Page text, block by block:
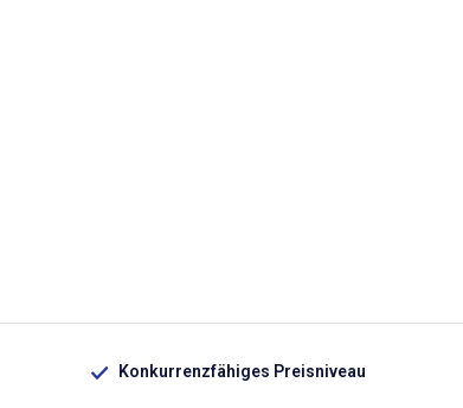
Konkurrenzfähiges Preisniveau